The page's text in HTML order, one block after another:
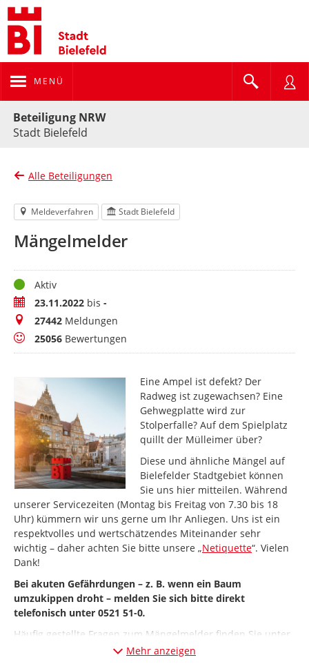
MENÜ
Beteiligung NRW
Stadt Bielefeld
Alle Beteiligungen
Meldeverfahren Stadt Bielefeld
Mängelmelder
StatusAktiv
Zeitraum23.11.2022 bis -
Meldungen
27442 Meldungen
Bewertungen
25056 Bewertungen
Eine Ampel ist defekt? Der
Radweg ist zugewachsen? Eine
Gehwegplatte wird zur
Stolperfalle? Auf dem Spielplatz
quillt der Mülleimer über?
Diese und ähnliche Mängel auf
Bielefelder Stadtgebiet können
Sie uns hier mitteilen. Während
unserer Servicezeiten (Montag bis Freitag von 7.30 bis 18
Uhr) kümmern wir uns gerne um Ihr Anliegen. Uns ist ein
respektvolles und wertschätzendes Miteinander sehr
wichtig – daher achten Sie bitte unsere „Netiquette“. Vielen
Dank!
Bei akuten Gefährdungen – z. B. wenn ein Baum
umzukippen droht – melden Sie sich bitte direkt
telefonisch unter 0521 51-0.
Häufig gestellte Fragen zum Mängelmelder finden Sie unter
„Informationen“ (Desktop-Ansicht: links; Mobil-Ansicht:
Mehr anzeigen